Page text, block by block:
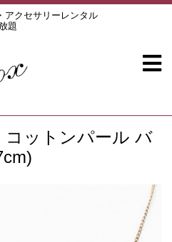
アクセサリーレンタル
題
コットンパール バ